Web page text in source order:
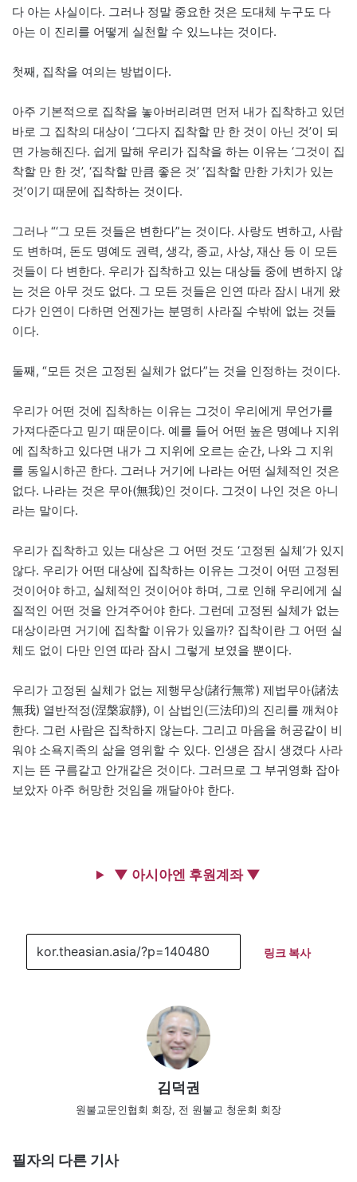
다 아는 사실이다. 그러나 정말 중요한 것은 도대체 누구도 다
아는 이 진리를 어떻게 실천할 수 있느냐는 것이다.
첫째, 집착을 여의는 방법이다.
아주 기본적으로 집착을 놓아버리려면 먼저 내가 집착하고 있던
바로 그 집착의 대상이 ‘그다지 집착할 만 한 것이 아닌 것’이 되
면 가능해진다. 쉽게 말해 우리가 집착을 하는 이유는 ‘그것이 집
착할 만 한 것’, ‘집착할 만큼 좋은 것’ ‘집착할 만한 가치가 있는
것’이기 때문에 집착하는 것이다.
그러나 “‘그 모든 것들은 변한다”는 것이다. 사랑도 변하고, 사람
도 변하며, 돈도 명예도 권력, 생각, 종교, 사상, 재산 등 이 모든
것들이 다 변한다. 우리가 집착하고 있는 대상들 중에 변하지 않
는 것은 아무 것도 없다. 그 모든 것들은 인연 따라 잠시 내게 왔
다가 인연이 다하면 언젠가는 분명히 사라질 수밖에 없는 것들
이다.
둘째, “모든 것은 고정된 실체가 없다”는 것을 인정하는 것이다.
우리가 어떤 것에 집착하는 이유는 그것이 우리에게 무언가를
가져다준다고 믿기 때문이다. 예를 들어 어떤 높은 명예나 지위
에 집착하고 있다면 내가 그 지위에 오르는 순간, 나와 그 지위
를 동일시하곤 한다. 그러나 거기에 나라는 어떤 실체적인 것은
없다. 나라는 것은 무아(無我)인 것이다. 그것이 나인 것은 아니
라는 말이다.
우리가 집착하고 있는 대상은 그 어떤 것도 ‘고정된 실체’가 있지
않다. 우리가 어떤 대상에 집착하는 이유는 그것이 어떤 고정된
것이어야 하고, 실체적인 것이어야 하며, 그로 인해 우리에게 실
질적인 어떤 것을 안겨주어야 한다. 그런데 고정된 실체가 없는
대상이라면 거기에 집착할 이유가 있을까? 집착이란 그 어떤 실
체도 없이 다만 인연 따라 잠시 그렇게 보였을 뿐이다.
우리가 고정된 실체가 없는 제행무상(諸行無常) 제법무아(諸法
無我) 열반적정(涅槃寂靜), 이 삼법인(三法印)의 진리를 깨쳐야
한다. 그런 사람은 집착하지 않는다. 그리고 마음을 허공같이 비
워야 소욕지족의 삶을 영위할 수 있다. 인생은 잠시 생겼다 사라
지는 뜬 구름같고 안개같은 것이다. 그러므로 그 부귀영화 잡아
보았자 아주 허망한 것임을 깨달아야 한다.
▼ 아시아엔 후원계좌 ▼
링크 복사
김덕권
원불교문인협회 회장, 전 원불교 청운회 회장
필자의 다른 기사